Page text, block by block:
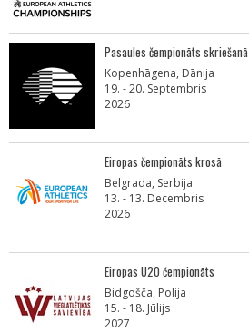
Pasaules čempionāts skriešanā
Kopenhāgena, Dānija
19. - 20. Septembris
2026
Eiropas čempionāts krosā
Belgrada, Serbija
13. - 13. Decembris
2026
Eiropas U20 čempionāts
Bidgošča, Polija
15. - 18. Jūlijs
2027